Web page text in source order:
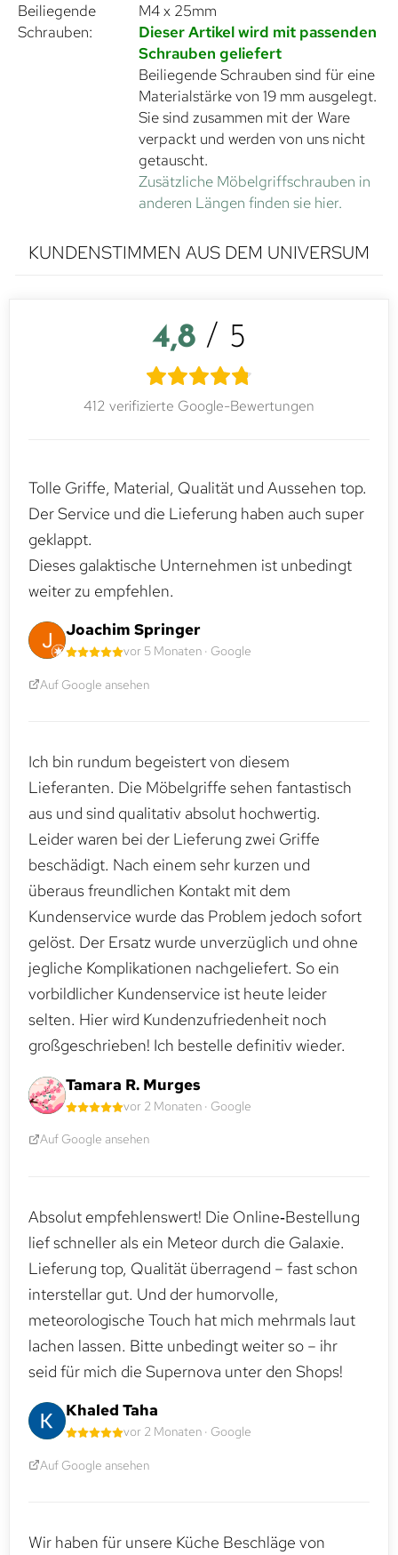
Beiliegende
Schrauben:
M4 x 25mm
Dieser Artikel wird mit passenden
Schrauben geliefert
Beiliegende Schrauben sind für eine
Materialstärke von 19 mm ausgelegt.
Sie sind zusammen mit der Ware
verpackt und werden von uns nicht
getauscht.
Zusätzliche Möbelgriffschrauben in
anderen Längen finden sie hier.
KUNDENSTIMMEN AUS DEM UNIVERSUM
4,8 / 5
412 verifizierte Google-Bewertungen
Tolle Griffe, Material, Qualität und Aussehen top.
Der Service und die Lieferung haben auch super
geklappt.
Dieses galaktische Unternehmen ist unbedingt
weiter zu empfehlen.
Joachim Springer
vor 5 Monaten · Google
Auf Google ansehen
Ich bin rundum begeistert von diesem
Lieferanten. Die Möbelgriffe sehen fantastisch
aus und sind qualitativ absolut hochwertig.
Leider waren bei der Lieferung zwei Griffe
beschädigt. Nach einem sehr kurzen und
überaus freundlichen Kontakt mit dem
Kundenservice wurde das Problem jedoch sofort
gelöst. Der Ersatz wurde unverzüglich und ohne
jegliche Komplikationen nachgeliefert. So ein
vorbildlicher Kundenservice ist heute leider
selten. Hier wird Kundenzufriedenheit noch
großgeschrieben! Ich bestelle definitiv wieder.
Tamara R. Murges
vor 2 Monaten · Google
Auf Google ansehen
Absolut empfehlenswert! Die Online‑Bestellung
lief schneller als ein Meteor durch die Galaxie.
Lieferung top, Qualität überragend – fast schon
interstellar gut. Und der humorvolle,
meteorologische Touch hat mich mehrmals laut
lachen lassen. Bitte unbedingt weiter so – ihr
seid für mich die Supernova unter den Shops!
Khaled Taha
vor 2 Monaten · Google
Auf Google ansehen
Wir haben für unsere Küche Beschläge von